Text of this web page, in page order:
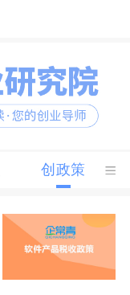
创政策